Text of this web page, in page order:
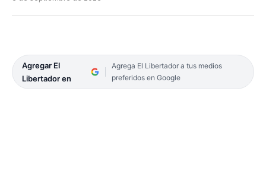
Agregar El
Libertador en
Agrega El Libertador a tus medios
preferidos en Google